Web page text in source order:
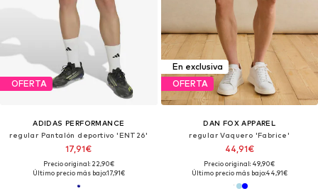
OFERTA
ADIDAS PERFORMANCE
regular Pantalón deportivo 'ENT26'
17,91€
Precio original: 22,90€
Último precio más bajo:17,91€
En exclusiva
OFERTA
DAN FOX APPAREL
regular Vaquero 'Fabrice'
44,91€
Precio original: 49,90€
Último precio más bajo:44,91€